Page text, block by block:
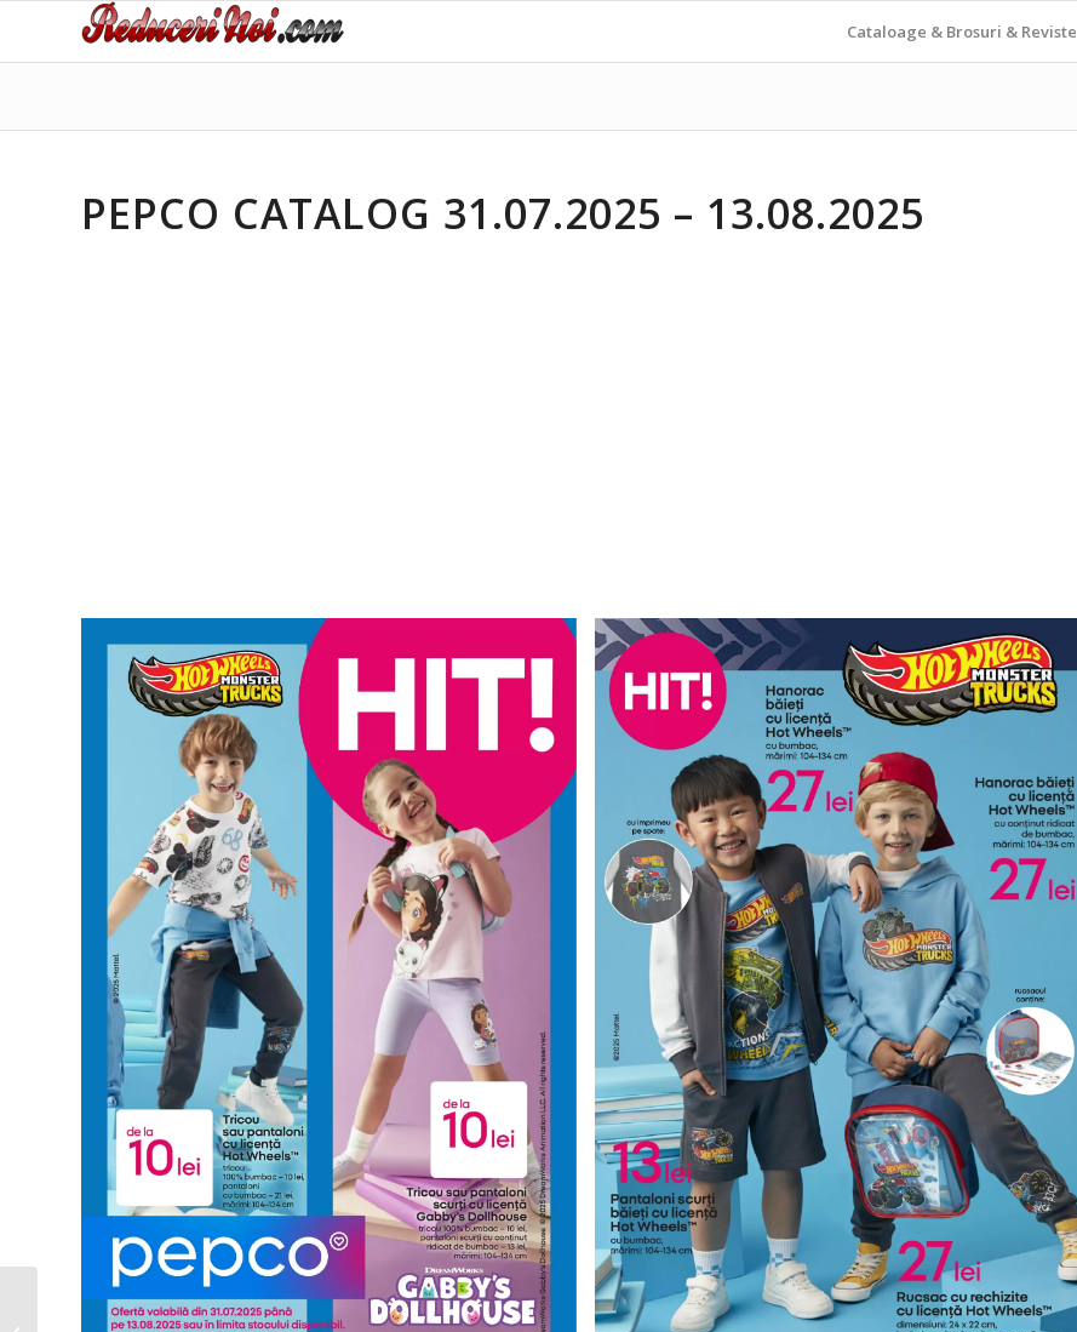
Cataloage & Brosuri & Reviste
PEPCO CATALOG 31.07.2025 – 13.08.2025
Pizza-Hut Catalog